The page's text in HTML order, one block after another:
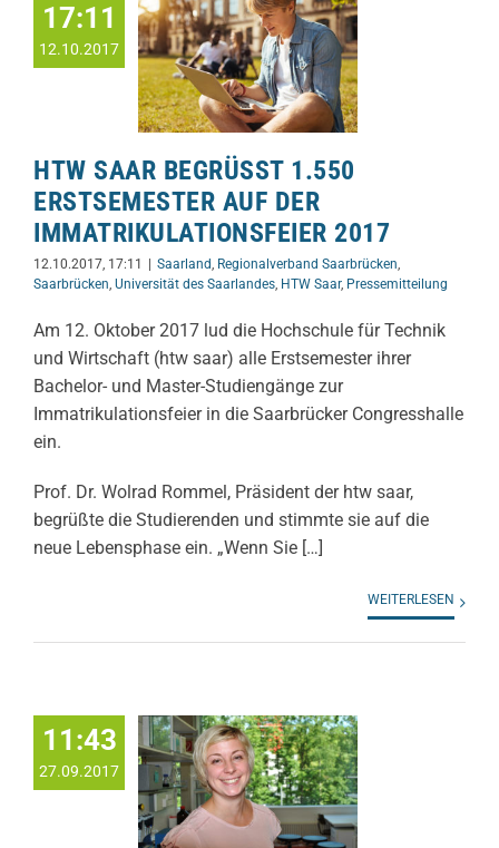
17:11
12.10.2017
HTW SAAR BEGRÜSST 1.550 E
RSTSEMESTER AUF DER I
MMATRIKULATIONSFEIER 2017
12.10.2017, 17:11 | Saarland Regionalverband Saarbrücken
Saarbrücken Universität des Saarlandes HTW Saar, Pressemitteilung
Am 12. Oktober 2017 lud die Hochschule für Technik
und Wirtschaft (htw saar) alle Erstsemester ihrer
Bachelor- und Master-Studiengänge zur
Immatrikulationsfeier in die Saarbrücker Congresshalle
ein.
Prof. Dr. Wolrad Rommel, Präsident der htw saar,
begrüßte die Studierenden und stimmte sie auf die
neue Lebensphase ein. „Wenn Sie […]
WEITERLESEN
11:43
27.09.2017